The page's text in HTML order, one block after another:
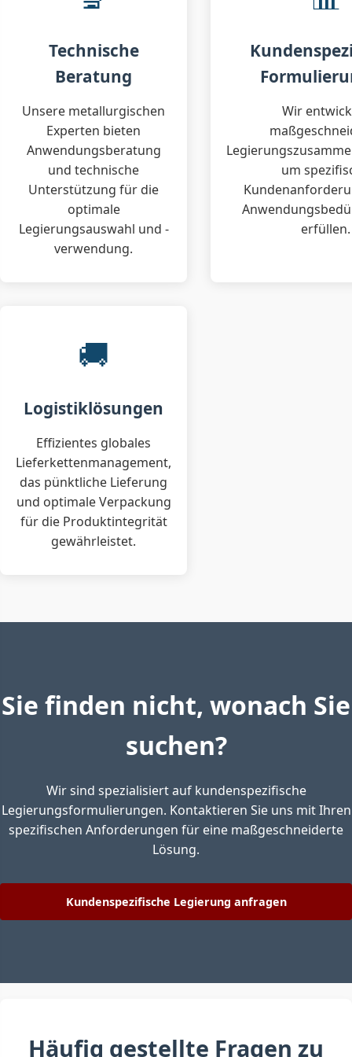
Technische
Beratung
Unsere metallurgischen
Experten bieten
Anwendungsberatung
und technische
Unterstützung für die
optimale
Legierungsauswahl und -
verwendung.
Wir
um
erfüllen.
🚚
Logistiklösungen
Effizientes globales
Lieferkettenmanagement,
das pünktliche Lieferung
und optimale Verpackung
für die Produktintegrität
gewährleistet.
Sie finden nicht, wonach Sie
suchen?
Wir sind spezialisiert auf kundenspezifische
Legierungsformulierungen. Kontaktieren Sie uns mit Ihren
spezifischen Anforderungen für eine maßgeschneiderte
Lösung.
Kundenspezifische Legierung anfragen
Häufig gestellte Fragen zu